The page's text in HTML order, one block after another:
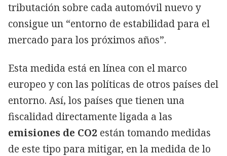
tributación sobre cada automóvil nuevo y
consigue un “entorno de estabilidad para el
mercado para los próximos años”.
Esta medida está en línea con el marco
europeo y con las políticas de otros países del
entorno. Así, los países que tienen una
fiscalidad directamente ligada a las
emisiones de CO2 están tomando medidas
de este tipo para mitigar, en la medida de lo